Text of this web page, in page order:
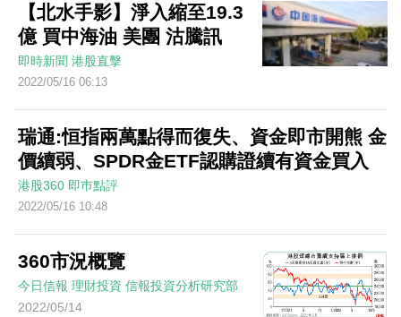
【北水手影】淨入縮至19.3
億 買中海油 美團 沽騰訊
即時新聞 港股直擊
2022/05/16 06:13
瑞通:恒指兩萬點得而復失、資金即市開熊 金
價續弱、SPDR金ETF認購證續有資金買入
港股360 即巿點評
2022/05/16 10:48
360市況概覽
今日信報 理財投資 信報投資分析研究部
2022/05/14